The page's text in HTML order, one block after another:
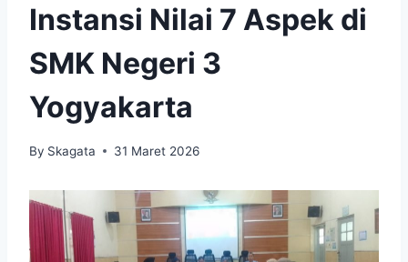
Instansi Nilai 7 Aspek di
SMK Negeri 3
Yogyakarta
By Skagata 31 Maret 2026